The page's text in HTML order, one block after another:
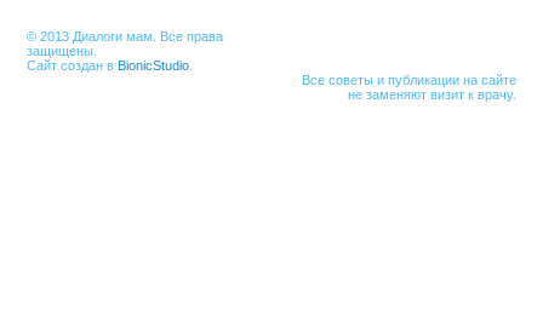
© 2013 Диалоги мам. Все права
защищены.
Сайт создан в BionicStudio
Все советы и публикации на сайте
не заменяют визит к врачу.